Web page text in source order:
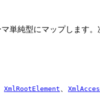
単純型にマップします
XmlRootElement